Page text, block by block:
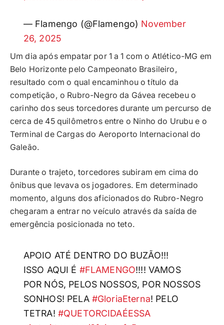
— Flamengo (@Flamengo) November
26, 2025
Um dia após empatar por 1 a 1 com o Atlético-MG em
Belo Horizonte pelo Campeonato Brasileiro,
resultado com o qual encaminhou o título da
competição, o Rubro-Negro da Gávea recebeu o
carinho dos seus torcedores durante um percurso de
cerca de 45 quilômetros entre o Ninho do Urubu e o
Terminal de Cargas do Aeroporto Internacional do
Galeão.
Durante o trajeto, torcedores subiram em cima do
ônibus que levava os jogadores. Em determinado
momento, alguns dos aficionados do Rubro-Negro
chegaram a entrar no veículo através da saída de
emergência posicionada no teto.
APOIO ATÉ DENTRO DO BUZÃO!!!
ISSO AQUI É #FLAMENGO!!!! VAMOS
POR NÓS, PELOS NOSSOS, POR NOSSOS
SONHOS! PELA #GloriaEterna! PELO
TETRA! #QUETORCIDAÉESSA